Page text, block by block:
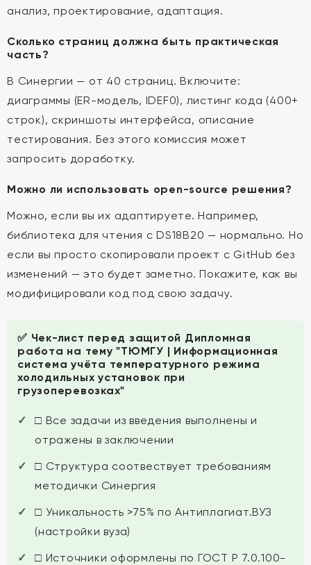
анализ, проектирование, адаптация.
Сколько страниц должна быть практическая
часть?
В Синергии — от 40 страниц. Включите:
диаграммы (ER-модель, IDEF0), листинг кода (400+
строк), скриншоты интерфейса, описание
тестирования. Без этого комиссия может
запросить доработку.
Можно ли использовать open-source решения?
Можно, если вы их адаптируете. Например,
библиотека для чтения с DS18B20 — нормально. Но
если вы просто скопировали проект с GitHub без
изменений — это будет заметно. Покажите, как вы
модифицировали код под свою задачу.
✅ Чек-лист перед защитой Дипломная
работа на тему "ТЮМГУ | Информационная
система учёта температурного режима
холодильных установок при
грузоперевозках"
□ Все задачи из введения выполнены и
отражены в заключении
□ Структура соотвествует требованиям
методички Синергия
□ Уникальность >75% по Антиплагиат.ВУЗ
(настройки вуза)
□ Источники оформлены по ГОСТ Р 7.0.100-